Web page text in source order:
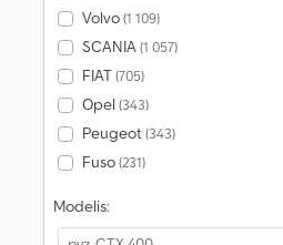
Volvo(1 109)
SCANIA(1 057)
FIAT(705)
Opel (343)
Peugeot(343)
Fuso(231)
Modelis: